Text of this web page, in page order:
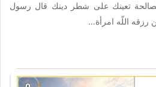
تعينك على شطر دينك قال رسول
رزقه اللّه امرأة…